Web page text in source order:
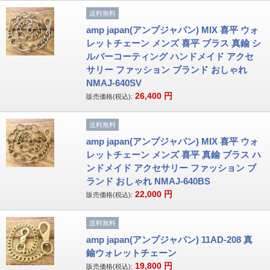
送料無料
amp japan(アンプジャパン) MIX 喜平 ウォ
レットチェーン メンズ 喜平 ブラス 真鍮 シ
ルバーコーティング ハンドメイド アクセ
サリー ファッション ブランド おしゃれ
NMAJ-640SV
販売価格(税込): 26,400 円
送料無料
amp japan(アンプジャパン) MIX 喜平 ウォ
レットチェーン メンズ 喜平 真鍮 ブラス ハ
ンドメイド アクセサリー ファッション ブ
ランド おしゃれ NMAJ-640BS
販売価格(税込): 22,000 円
送料無料
amp japan(アンプジャパン) 11AD-208 真
鍮ウォレットチェーン
販売価格(税込): 19,800 円